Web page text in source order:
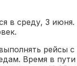
в среду, 3
рейсы
Время в